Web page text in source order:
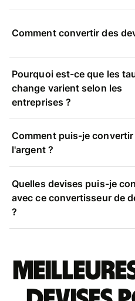
Comment convertir des
Pourquoi est-ce que les
change varient selon les
entreprises ?
Comment puis-je convertir
l'argent ?
Quelles devises puis-je
avec ce convertisseur de
?